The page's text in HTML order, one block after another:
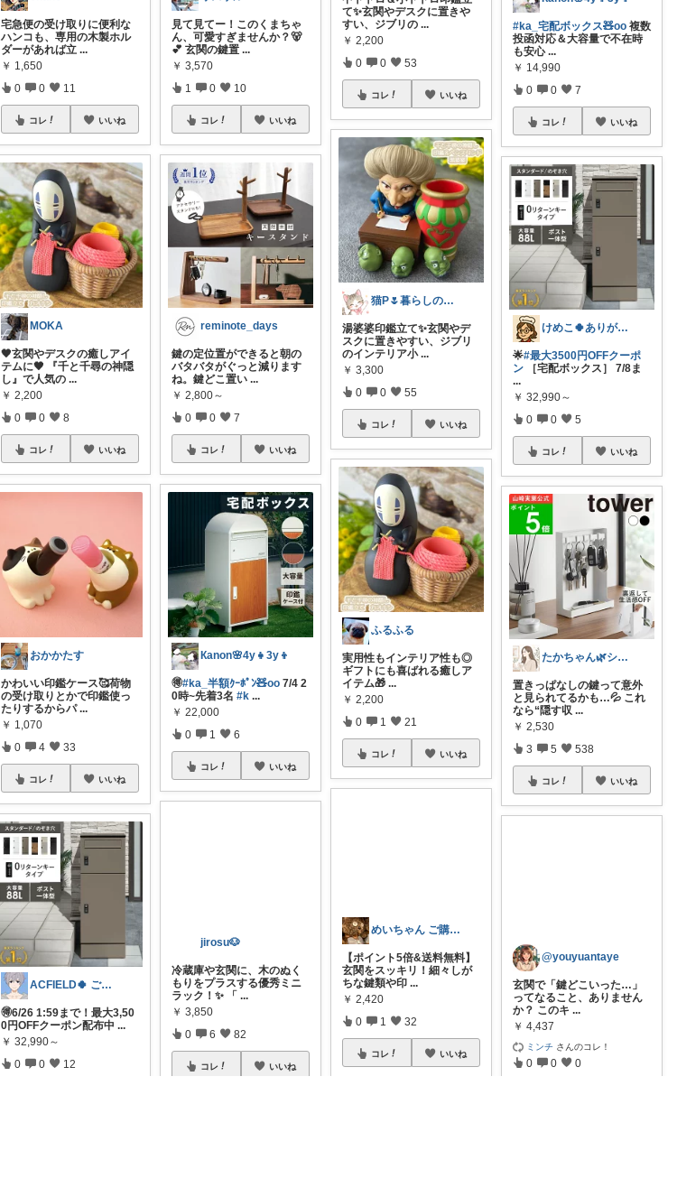
宅急便の受け取りに便利な
ハンコも、専用の木製ホル
ダーがあれば立 ...
￥ 1,650
0 0 11
コレ いいね
MOKA
🖤玄関やデスクの癒しアイ
テムに🖤 『千と千尋の神隠
し』で人気の ...
￥ 2,200
0 0 8
コレ いいね
おかかたす
かわいい印鑑ケース🥰荷物
の受け取りとかで印鑑使っ
たりするからパ ...
￥ 1,070
0 4 33
コレ いいね
ACFIELD🍀 ご購入感謝です
🉐6/26 1:59まで！最大3,50
0円OFFクーポン配布中 ...
￥ 32,990～
0 0 12
見て見てー！このくまちゃ
ん、可愛すぎませんか？🐻
💕 玄関の鍵置 ...
￥ 3,570
1 0 10
コレ いいね
reminote_days
鍵の定位置ができると朝の
バタバタがぐっと減ります
ね。鍵どこ置い ...
￥ 2,800～
0 0 7
コレ いいね
Кanon🌸4y👧3y👦
🉐#ka_半額ｸｰﾎﾟﾝ🧸oo 7/4 2
0時~先着3名#k ...
￥ 22,000
0 1 6
コレ いいね
jirosu🐶
冷蔵庫や玄関に、木のぬく
もりをプラスする優秀ミニ
ラック！✨ 「
￥ 3,850
0 6
て✨玄関やデスクに置きや
すい、ジブリの ...
￥ 2,200
0 0 53
コレ いいね
猫P🌷暮らしの中で見つけたお気に入り
湯婆婆印鑑立て✨玄関やデ
スクに置きやすい、ジブリ
のインテリア小 ...
￥ 3,300
0 0 55
コレ いいね
ふるふる
実用性もインテリア性も◎
ギフトにも喜ばれる癒しア
イテム🎁...
￥ 2,200
0 1 21
コレ いいね
めいちゃん ご購入感謝です🙇🏻‍♀️
【ポイント5倍&送料無料】
玄関をスッキリ！細々しが
ちな鍵類や印
￥ 2,420
0 1
#ka_宅配ボックス🧸oo 複数
投函対応＆大容量で不在時
も安心 ...
￥ 14,990
0 0 7
コレ いいね
けめこ🍀ありがとうございます🤭💕
🌟#最大3500円OFFクーポ
ン ［宅配ボックス］ 7/8ま
...
￥ 32,990～
0 0 5
コレ いいね
たかちゃん🌿シンプルで心地よい暮らし
置きっぱなしの鍵って意外
と見られてるかも…💦 これ
なら“隠す収 ...
￥ 2,530
3 5 538
コレ いいね
@youyuantaye
玄関で「鍵どこいった…」
ってなること、ありません
か？ このキ
￥ 4,437